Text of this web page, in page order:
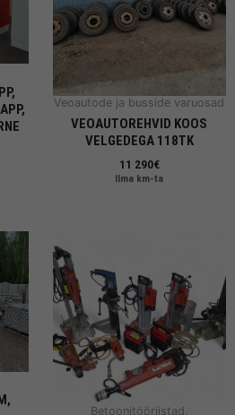
Veoautode ja busside varuosad
VEOAUTOREHVID KOOS
VELGEDEGA 118TK
11 290€
Ilma km-ta
Betoonitööriistad,